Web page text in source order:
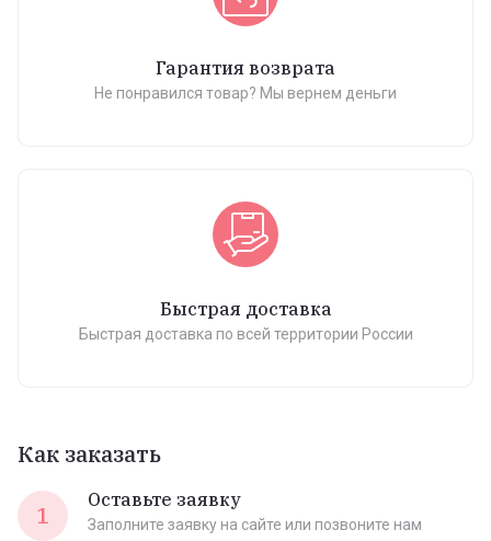
Гарантия возврата
Не понравился товар? Мы вернем деньги
Быстрая доставка
Быстрая доставка по всей территории России
Как заказать
1
Оставьте заявку
Заполните заявку на сайте или позвоните нам